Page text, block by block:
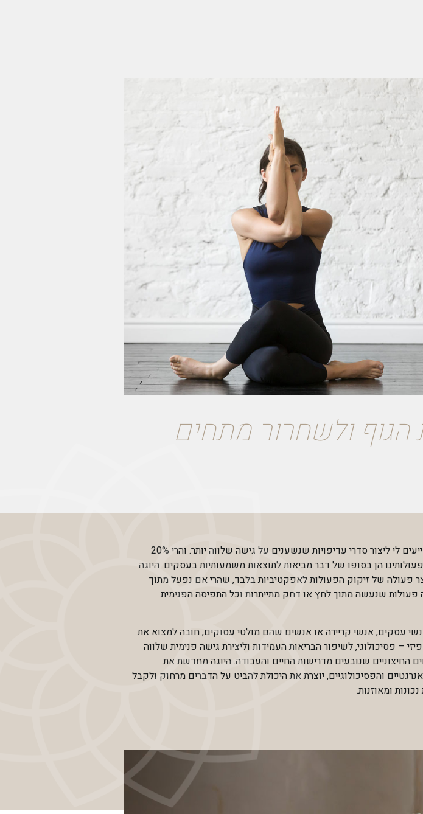
ולשחרור מתחים
כל אלה מסייעים לי ליצור סדרי עדיפויות שנשענים על גישה שלווה יותר. והרי 20%
הן בסופו של דבר מביאות לתוצאות משמעותיות בעסקים. היוגה
פעולה של זיקוק הפעולות לאפקטיביות בלבד, שהרי אם נפעל מתוך
פעולות שנעשה מתוך לחץ או דחק מתייתרות וכל התפיסה הפנימית
עסקים, אנשי קריירה או אנשים שהם מולטי עסוקים, חובה למצוא את
– פסיכולוגי, לשיפור הבריאות העמידות וליצירת גישה פנימית שלווה
החיצוניים שנובעים מדרישות החיים והעבודה. היוגה מחדשת את
והפסיכולוגיים, יוצרת את היכולת להביט על הדברים מרחוק ולקבל
ומאוזנות.